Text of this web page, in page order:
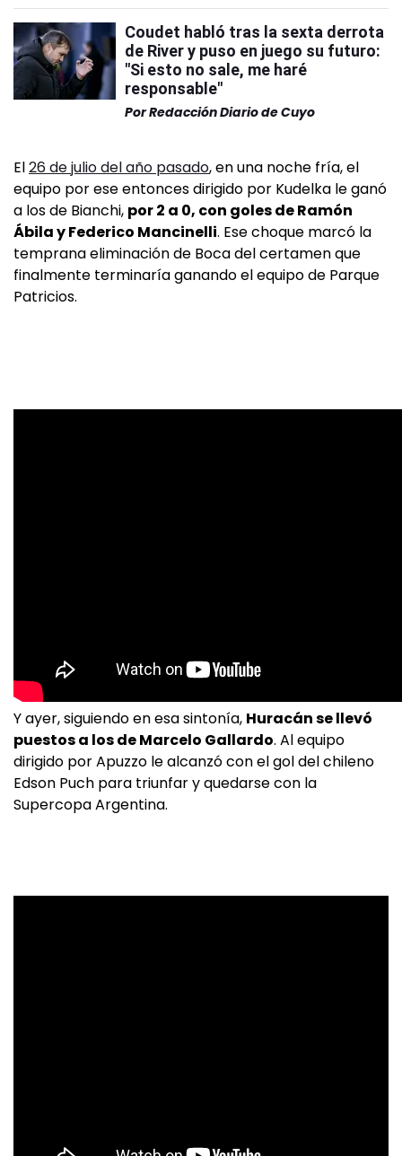
Coudet habló tras la sexta derrota
de River y puso en juego su futuro:
"Si esto no sale, me haré
responsable"
PorRedacción Diario de Cuyo
El26 de julio del año pasado, en una noche fría, el
equipo por ese entonces dirigido por Kudelka le ganó
a los de Bianchi, por 2 a 0, con goles de Ramón
Ábila y Federico Mancinelli. Ese choque marcó la
temprana eliminación de Boca del certamen que
finalmente terminaría ganando el equipo de Parque
Patricios.
Y ayer, siguiendo en esa sintonía, Huracán se llevó
puestos a los de Marcelo Gallardo. Al equipo
dirigido por Apuzzo le alcanzó con el gol del chileno
Edson Puch para triunfar y quedarse con la
Supercopa Argentina.